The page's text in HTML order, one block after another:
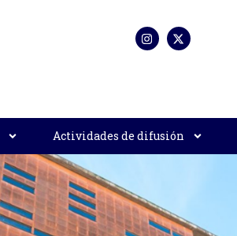
Actividades de difusión